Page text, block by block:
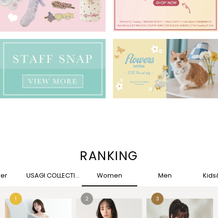
RANKING
USAGI COLLECTION Women Men